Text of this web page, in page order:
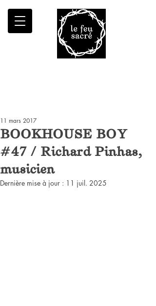
BOOKHOUSE BOY
#47 / Richard Pinhas,
musicien
11 mars 2017
Dernière mise à jour : 11 juil. 2025